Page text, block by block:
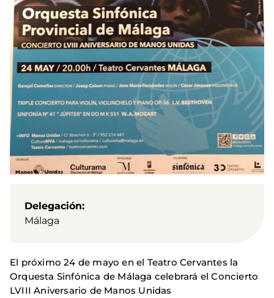
Delegación
Málaga
El próximo 24 de mayo en el Teatro Cervantes la
Orquesta Sinfónica de Málaga celebrará el Concierto
LVIII Aniversario de Manos Unidas